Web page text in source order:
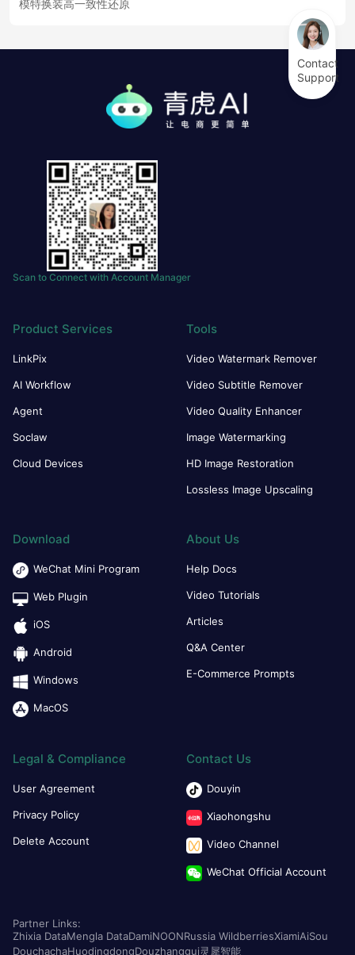
模特换装高一致性还原
Scan to Connect with Account Manager
Product Services
LinkPix
AI Workflow
Agent
Soclaw
Cloud Devices
Tools
Video Watermark Remover
Video Subtitle Remover
Video Quality Enhancer
Image Watermarking
HD Image Restoration
Lossless Image Upscaling
Download
WeChat Mini Program
Web Plugin
iOS
Android
Windows
MacOS
About Us
Help Docs
Video Tutorials
Articles
Q&A Center
E-Commerce Prompts
Legal & Compliance
User Agreement
Privacy Policy
Delete Account
Contact Us
Douyin
Xiaohongshu
Video Channel
WeChat Official Account
Partner Links:
Zhixia DataMengla DataDamiNOONRussia WildberriesXiamiAiSou
DouchachaHuodingdongDouzhanggui灵犀智能
Contact
Support